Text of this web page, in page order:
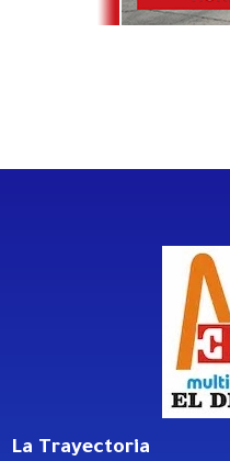
La Trayectoria